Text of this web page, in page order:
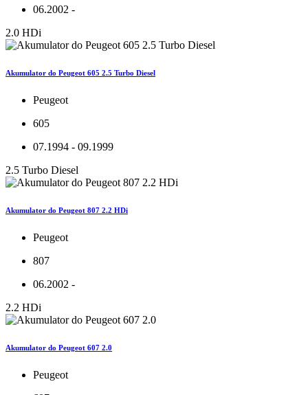
06.2002 -
2.0 HDi
Akumulator do Peugeot 605 2.5 Turbo Diesel
Peugeot
605
07.1994 - 09.1999
2.5 Turbo Diesel
Akumulator do Peugeot 807 2.2 HDi
Peugeot
807
06.2002 -
2.2 HDi
Akumulator do Peugeot 607 2.0
Peugeot